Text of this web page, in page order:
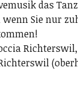
das
Sie nur
Richterswil,